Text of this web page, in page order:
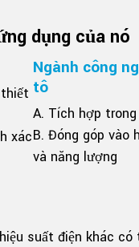
dụng của nó
xác
Ngành công
tô
A. Tích hợp trong
B. Đóng góp vào
và năng lượng
suất điện khác